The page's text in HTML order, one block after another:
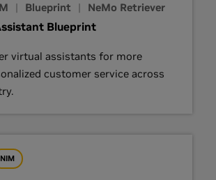
| Blueprint | NeMo Retriever
Blueprint
virtual assistants for more
customer service across
NIM